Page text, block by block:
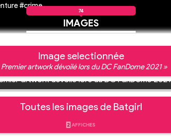
#crime
IMAGES
74
Image selectionnée
Premier artwork dévoilé lors du DC FanDome 2021 »
artwork dévoilé lors du DC FanDome 2021
Toutes les images de Batgirl
2 AFFICHES